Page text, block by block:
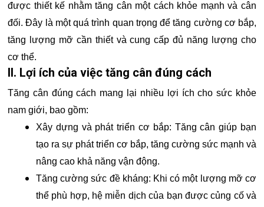
được thiết kế nhằm tăng cân một cách khỏe mạnh và cân
đối. Đây là một quá trình quan trọng để tăng cường cơ bắp,
tăng lượng mỡ cần thiết và cung cấp đủ năng lượng cho
cơ thể.
II. Lợi ích của việc tăng cân đúng cách
Tăng cân đúng cách mang lại nhiều lợi ích cho sức khỏe
nam giới, bao gồm:
Xây dựng và phát triển cơ bắp: Tăng cân giúp bạn
tạo ra sự phát triển cơ bắp, tăng cường sức mạnh và
nâng cao khả năng vận động.
Tăng cường sức đề kháng: Khi có một lượng mỡ cơ
thể phù hợp, hệ miễn dịch của bạn được củng cố và